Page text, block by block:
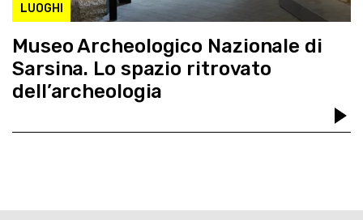
LUOGHI
Museo Archeologico Nazionale di
Sarsina. Lo spazio ritrovato
dell’archeologia